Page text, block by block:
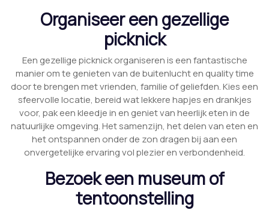
Organiseer een gezellige
picknick
Een gezellige picknick organiseren is een fantastische
manier om te genieten van de buitenlucht en quality time
door te brengen met vrienden, familie of geliefden. Kies een
sfeervolle locatie, bereid wat lekkere hapjes en drankjes
voor, pak een kleedje in en geniet van heerlijk eten in de
natuurlijke omgeving. Het samenzijn, het delen van eten en
het ontspannen onder de zon dragen bij aan een
onvergetelijke ervaring vol plezier en verbondenheid.
Bezoek een museum of
tentoonstelling